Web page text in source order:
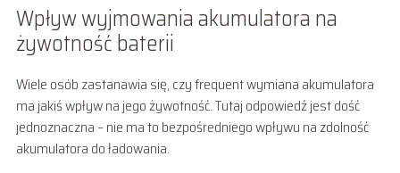
Wpływ wyjmowania akumulatora na
żywotność baterii
Wiele osób zastanawia się, czy frequent wymiana akumulatora
ma jakiś wpływ na jego żywotność. Tutaj odpowiedź jest dość
jednoznaczna – nie ma to bezpośredniego wpływu na zdolność
akumulatora do ładowania.